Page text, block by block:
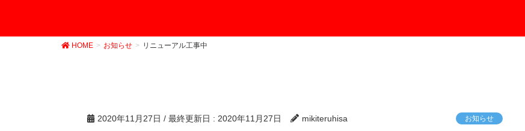
HOME お知らせ リニューアル工事中
2020年11月27日 / 最終更新日 : 2020年11月27日 mikiteruhisa お知らせ